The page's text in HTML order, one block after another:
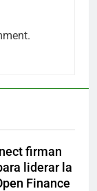
firman
liderar la
Finance